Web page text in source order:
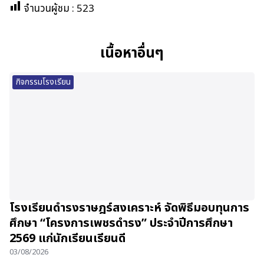
จำนวนผู้ชม : 523
เนื้อหาอื่นๆ
กิจกรรมโรงเรียน
โรงเรียนดำรงราษฎร์สงเคราะห์ จัดพิธีมอบทุนการ
ศึกษา “โครงการเพชรดำรง” ประจำปีการศึกษา
2569 แก่นักเรียนเรียนดี
03/08/2026